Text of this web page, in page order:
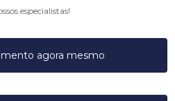
especialistas!
agora mesmo